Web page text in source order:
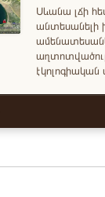
Սևանա լճի
անտեսանելի